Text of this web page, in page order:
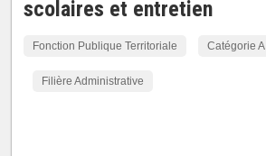
scolaires et entretien
Fonction Publique Territoriale Catégorie A
Filière Administrative